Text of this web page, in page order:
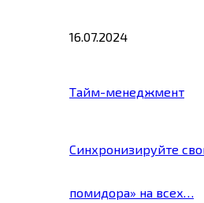
16.07.2024
Тайм-менеджмент
Синхронизируйте
помидора» на всех…